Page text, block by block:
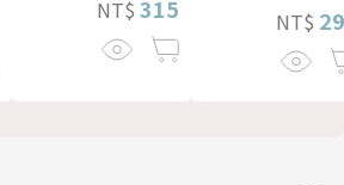
NT$ 315 NT$